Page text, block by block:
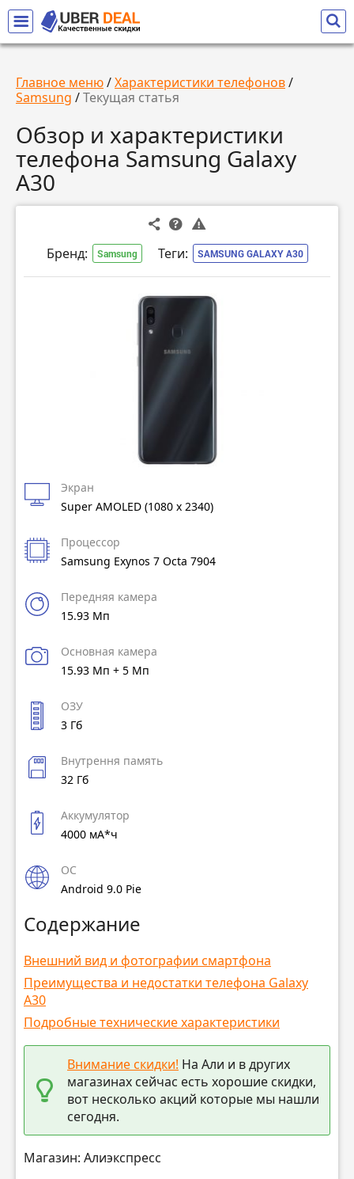
Главное меню/Характеристики телефонов/
Samsung /Текущая статья
Обзор и характеристики
телефона Samsung Galaxy
A30
Бренд: Samsung Теги: SAMSUNG GALAXY A30
Экран
Super AMOLED (1080 x 2340)
Процессор
Samsung Exynos 7 Octa 7904
Передняя камера
15.93 Мп
Основная камера
15.93 Мп + 5 Мп
ОЗУ
3 Гб
Внутрення память
32 Гб
Аккумулятор
4000 мА*ч
ОС
Android 9.0 Pie
Содержание
Внешний вид и фотографии смартфона
Преимущества и недостатки телефона Galaxy
A30
Подробные технические характеристики
Внимание скидки! На Али и в других
магазинах сейчас есть хорошие скидки,
вот несколько акций которые мы нашли
сегодня.
Магазин: Алиэкспресс